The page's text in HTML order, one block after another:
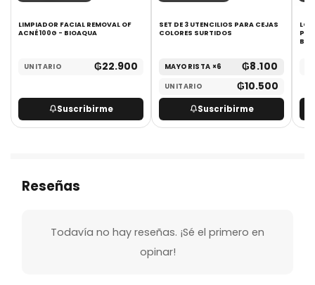
LIMPIADOR FACIAL REMOVAL OF
ACNÉ 100G - BIOAQUA
UNITARIO ₲22.900
Suscribirme
SET DE 3 UTENCILIOS PARA CEJAS
COLORES SURTIDOS
MAYORISTA ×6 ₲8.100
UNITARIO ₲10.500
Suscribirme
Reseñas
Todavía no hay reseñas. ¡Sé el primero en
opinar!